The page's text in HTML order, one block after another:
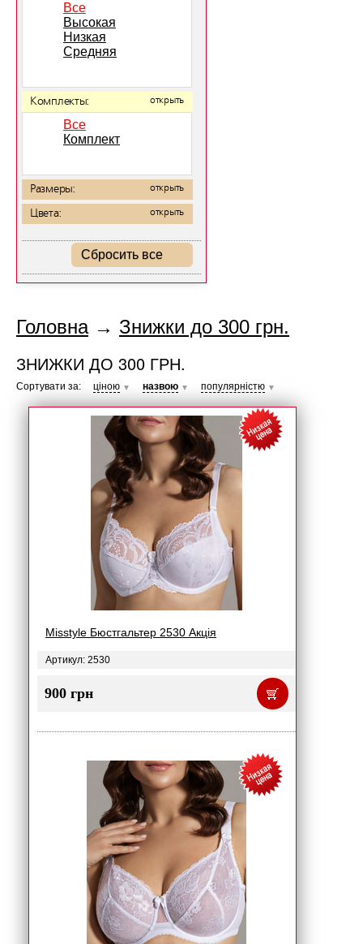
Все
Высокая
Низкая
Средняя
Комплекты: открыть
Все
Комплект
Размеры: открыть
Цвета: открыть
Сбросить все
Головна→ Знижки до 300 грн.
ЗНИЖКИ ДО 300 ГРН.
Сортувати за: ціною ▼ назвою ▼ популярністю ▼
Misstyle Бюстгальтер 2530 Акція
Артикул: 2530
900 грн